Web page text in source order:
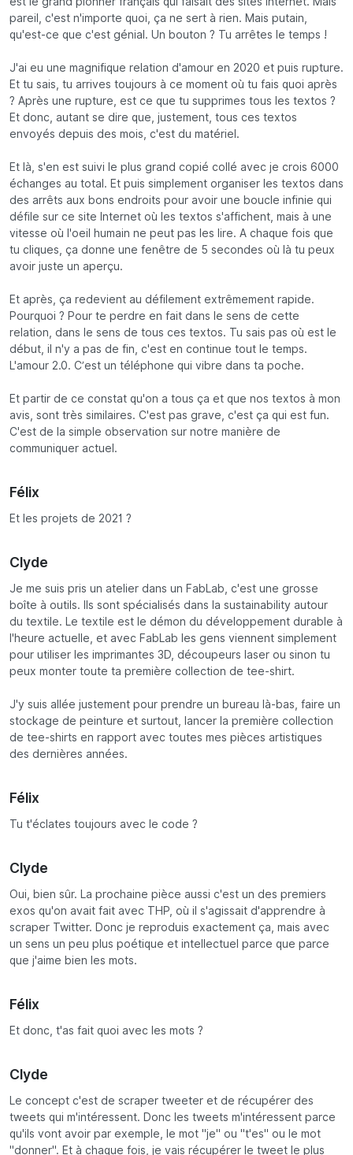
pareil, c'est n'importe quoi, ça ne sert à rien. Mais putain,
qu'est-ce que c'est génial. Un bouton ? Tu arrêtes le temps !
J'ai eu une magnifique relation d'amour en 2020 et puis rupture.
Et tu sais, tu arrives toujours à ce moment où tu fais quoi après
? Après une rupture, est ce que tu supprimes tous les textos ?
Et donc, autant se dire que, justement, tous ces textos
envoyés depuis des mois, c'est du matériel.
Et là, s'en est suivi le plus grand copié collé avec je crois 6000
échanges au total. Et puis simplement organiser les textos dans
des arrêts aux bons endroits pour avoir une boucle infinie qui
défile sur ce site Internet où les textos s'affichent, mais à une
vitesse où l'oeil humain ne peut pas les lire. A chaque fois que
tu cliques, ça donne une fenêtre de 5 secondes où là tu peux
avoir juste un aperçu.
Et après, ça redevient au défilement extrêmement rapide.
Pourquoi ? Pour te perdre en fait dans le sens de cette
relation, dans le sens de tous ces textos. Tu sais pas où est le
début, il n'y a pas de fin, c'est en continue tout le temps.
L'amour 2.0. C’est un téléphone qui vibre dans ta poche.
Et partir de ce constat qu'on a tous ça et que nos textos à mon
avis, sont très similaires. C'est pas grave, c'est ça qui est fun.
C'est de la simple observation sur notre manière de
communiquer actuel.
Félix
Et les projets de 2021 ?
Clyde
Je me suis pris un atelier dans un FabLab, c'est une grosse
boîte à outils. Ils sont spécialisés dans la sustainability autour
du textile. Le textile est le démon du développement durable à
l'heure actuelle, et avec FabLab les gens viennent simplement
pour utiliser les imprimantes 3D, découpeurs laser ou sinon tu
peux monter toute ta première collection de tee-shirt.
J'y suis allée justement pour prendre un bureau là-bas, faire un
stockage de peinture et surtout, lancer la première collection
de tee-shirts en rapport avec toutes mes pièces artistiques
des dernières années.
Félix
Tu t'éclates toujours avec le code ?
Clyde
Oui, bien sûr. La prochaine pièce aussi c'est un des premiers
exos qu'on avait fait avec THP, où il s'agissait d'apprendre à
scraper Twitter. Donc je reproduis exactement ça, mais avec
un sens un peu plus poétique et intellectuel parce que parce
que j'aime bien les mots.
Félix
Et donc, t'as fait quoi avec les mots ?
Clyde
Le concept c'est de scraper tweeter et de récupérer des
tweets qui m'intéressent. Donc les tweets m'intéressent parce
qu'ils vont avoir par exemple, le mot "je" ou "t'es" ou le mot
"donner". Et à chaque fois, je vais récupérer le tweet le plus